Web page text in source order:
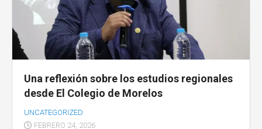
Una reflexión sobre los estudios regionales
desde El Colegio de Morelos
UNCATEGORIZED
FEBRERO 24, 2026